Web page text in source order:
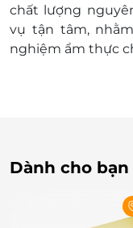
chất lượng
vụ tận tâm,
nghiệm ẩm thực
Không gian và
Streetmang tinh
và ánh
typography màu
Dành cho bạn